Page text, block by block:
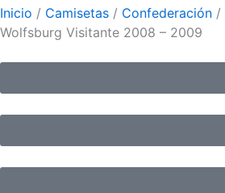
Inicio / Camisetas / Confederación /
Wolfsburg Visitante 2008 – 2009